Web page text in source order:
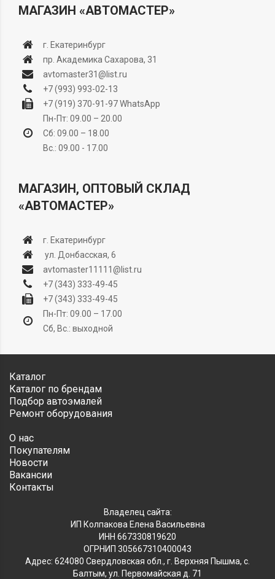
МАГАЗИН «АВТОМАСТЕР»
г. Екатеринбург
пр. Академика Сахарова, 31
avtomaster31@list.ru
+7 (993) 993-02-13
+7 (919) 370-91-97WhatsApp
Пн-Пт: 09.00 – 20.00
Сб: 09.00 – 18.00
Вс.: 09.00 - 17.00
МАГАЗИН, ОПТОВЫЙ СКЛАД
«АВТОМАСТЕР»
г. Екатеринбург
ул. Донбасская, 6
avtomaster11111@list.ru
+7 (343) 333-49-45
+7 (343) 333-49-45
Пн-Пт: 09.00 – 17.00
Сб, Вс.: выходной
Каталог
Каталог по брендам
Подбор автоэмалей
Ремонт оборудования
О нас
Покупателям
Новости
Вакансии
Контакты
Владелец сайта:
ИП Колпакова Елена Васильевна
ИНН 667330819620
ОГРНИП 305667310400043
Адрес: 624080 Свердловская обл., г. Верхняя Пышма, с.
Балтым, ул. Первомайская д. 71